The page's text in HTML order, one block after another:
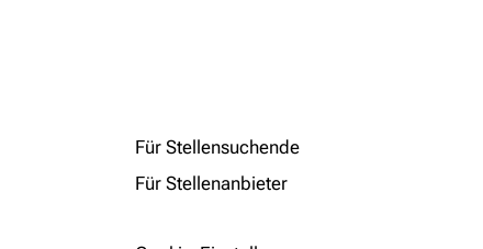
Für Stellensuchende
Für Stellenanbieter